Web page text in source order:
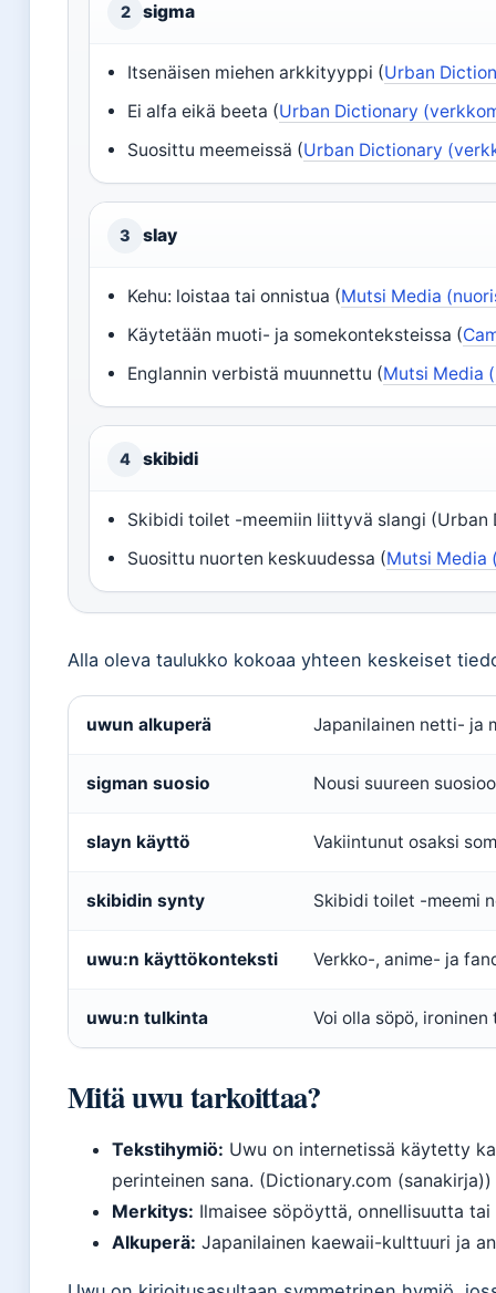
2 sigma
Itsenäisen miehen arkkityyppi (Urban
Ei alfa eikä beeta (Urban Dictionary
Suosittu meemeissä (Urban Dictionary
3 slay
Kehu: loistaa tai onnistua (Mutsi Media
Käytetään muoti- ja somekonteksteissa (
Englannin verbistä muunnettu (Mutsi Media
4 skibidi
Skibidi toilet -meemiin liittyvä slangi
Suosittu nuorten keskuudessa (Mutsi Media
Alla oleva taulukko kokoaa yhteen keskeiset
uwun alkuperä Japanilainen netti- ja
sigman suosio Nousi suureen
slayn käyttö Vakiintunut osaksi
skibidin synty Skibidi toilet -meemi
uwu:n käyttökonteksti Verkko-, anime- ja
uwu:n tulkinta Voi olla söpö,
Mitä uwu tarkoittaa?
Tekstihymiö: Uwu on internetissä käytetty
perinteinen sana. (Dictionary.com (sanakirja))
Merkitys: Ilmaisee söpöyttä, onnellisuutta
Alkuperä: Japanilainen kaewaii-kulttuuri ja